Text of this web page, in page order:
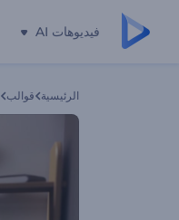
فيديوهات AI
الرئيسية قوالب